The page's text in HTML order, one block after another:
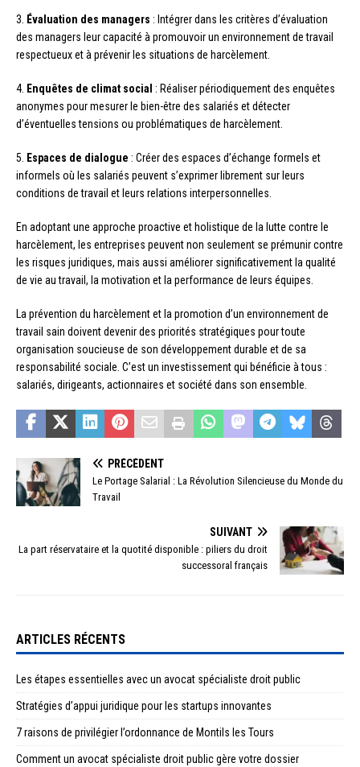
3. Évaluation des managers : Intégrer dans les critères d’évaluation
des managers leur capacité à promouvoir un environnement de travail
respectueux et à prévenir les situations de harcèlement.
4. Enquêtes de climat social : Réaliser périodiquement des enquêtes
anonymes pour mesurer le bien-être des salariés et détecter
d’éventuelles tensions ou problématiques de harcèlement.
5. Espaces de dialogue : Créer des espaces d’échange formels et
informels où les salariés peuvent s’exprimer librement sur leurs
conditions de travail et leurs relations interpersonnelles.
En adoptant une approche proactive et holistique de la lutte contre le
harcèlement, les entreprises peuvent non seulement se prémunir contre
les risques juridiques, mais aussi améliorer significativement la qualité
de vie au travail, la motivation et la performance de leurs équipes.
La prévention du harcèlement et la promotion d’un environnement de
travail sain doivent devenir des priorités stratégiques pour toute
organisation soucieuse de son développement durable et de sa
responsabilité sociale. C’est un investissement qui bénéficie à tous :
salariés, dirigeants, actionnaires et société dans son ensemble.
PRÉCÉDENT
Le Portage Salarial : La Révolution Silencieuse du Monde du
Travail
SUIVANT
La part réservataire et la quotité disponible : piliers du droit
successoral français
ARTICLES RÉCENTS
Les étapes essentielles avec un avocat spécialiste droit public
Stratégies d’appui juridique pour les startups innovantes
7 raisons de privilégier l’ordonnance de Montils les Tours
Comment un avocat spécialiste droit public gère votre dossier